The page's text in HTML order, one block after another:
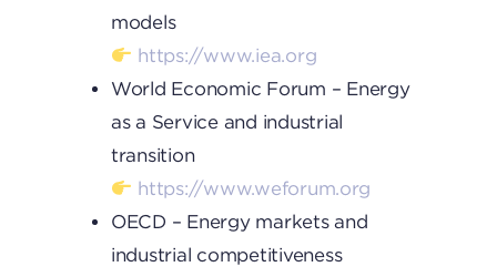
models
https://www.iea.org
World Economic Forum – Energy
as a Service and industrial
transition
https://www.weforum.org
OECD – Energy markets and
industrial competitiveness